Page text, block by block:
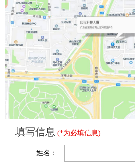
填写信息 (*为必填信息)
姓名：